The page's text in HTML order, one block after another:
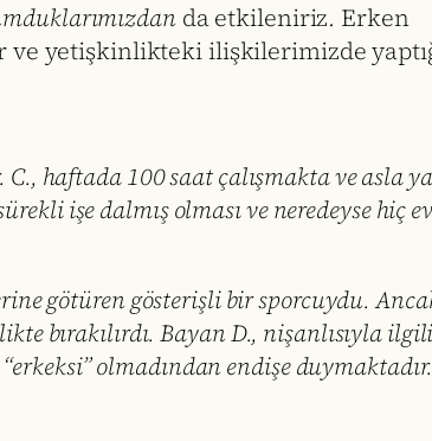
da etkileniriz. Erken
ve yetişkinlikteki ilişkilerimizde
haftada 100 saat çalışmakta ve asla
işe dalmış olması ve neredeyse hiç
götüren gösterişli bir sporcuydu.
bırakılırdı. Bayan D., nişanlısıyla
olmadından endişe duymaktadır.